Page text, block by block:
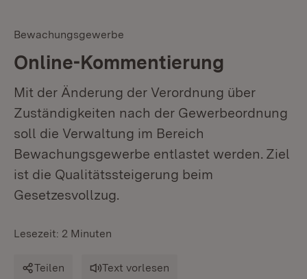
Bewachungsgewerbe
Online-Kommentierung
Mit der Änderung der Verordnung über
Zuständigkeiten nach der Gewerbeordnung
soll die Verwaltung im Bereich
Bewachungsgewerbe entlastet werden. Ziel
ist die Qualitätssteigerung beim
Gesetzesvollzug.
Lesezeit: 2 Minuten
Teilen Text vorlesen